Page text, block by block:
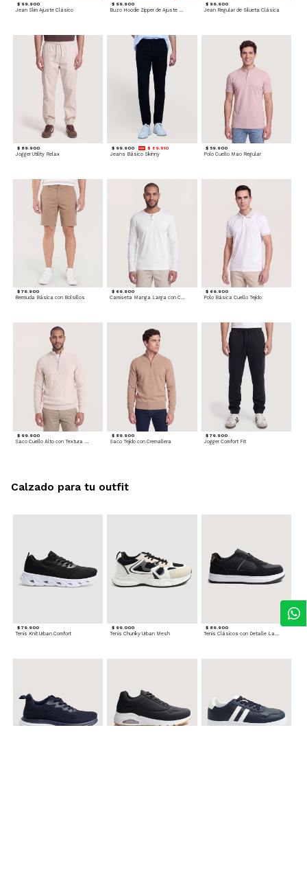
$ 99.900
Jean Slim Ajuste Clásico
$ 99.900
Buzo Hoodie Zipper de Ajuste Cómodo
$ 99.900
Jean Regular de Silueta Clásica
$ 89.900
Jogger Utility Relax
$ 99.900 $ 89.910
Jeans Básico Skinny
$ 59.900
Polo Cuello Mao Regular
$ 79.900
Bermuda Básica con Bolsillos
$ 69.900
Camiseta Manga Larga con Cuello Henley
$ 69.900
Polo Básica Cuello Tejido
$ 99.900
Saco Cuello Alto con Textura Trenzada
$ 89.900
Saco Tejido con Cremallera
$ 79.900
Jogger Comfort Fit
$ 79.900
Tenis Knit Urban Comfort
$ 99.000
Tenis Chunky Urban Mesh
$ 89.900
Tenis Clásicos con Detalle Lateral
Calzado para tu outfit